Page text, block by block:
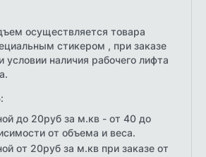
осуществляется товара
стикером , при заказе
условии наличия рабочего лифта
до 20руб за м.кв - от 40 до
от объема и веса.
от 20руб за м.кв при заказе от